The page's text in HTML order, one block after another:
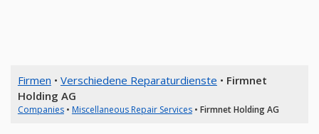
Firmen • Verschiedene Reparaturdienste • Firmnet
Holding AG
Companies• Miscellaneous Repair Services• Firmnet Holding AG